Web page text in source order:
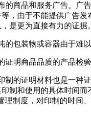
商品和服务广告。
，由于不能提供广告
是更为直接有力的证据。
包装物或容器由于难
明商品品质的产品检
的证明材料也是一
制和使用的具体时间
制度，对印制的时